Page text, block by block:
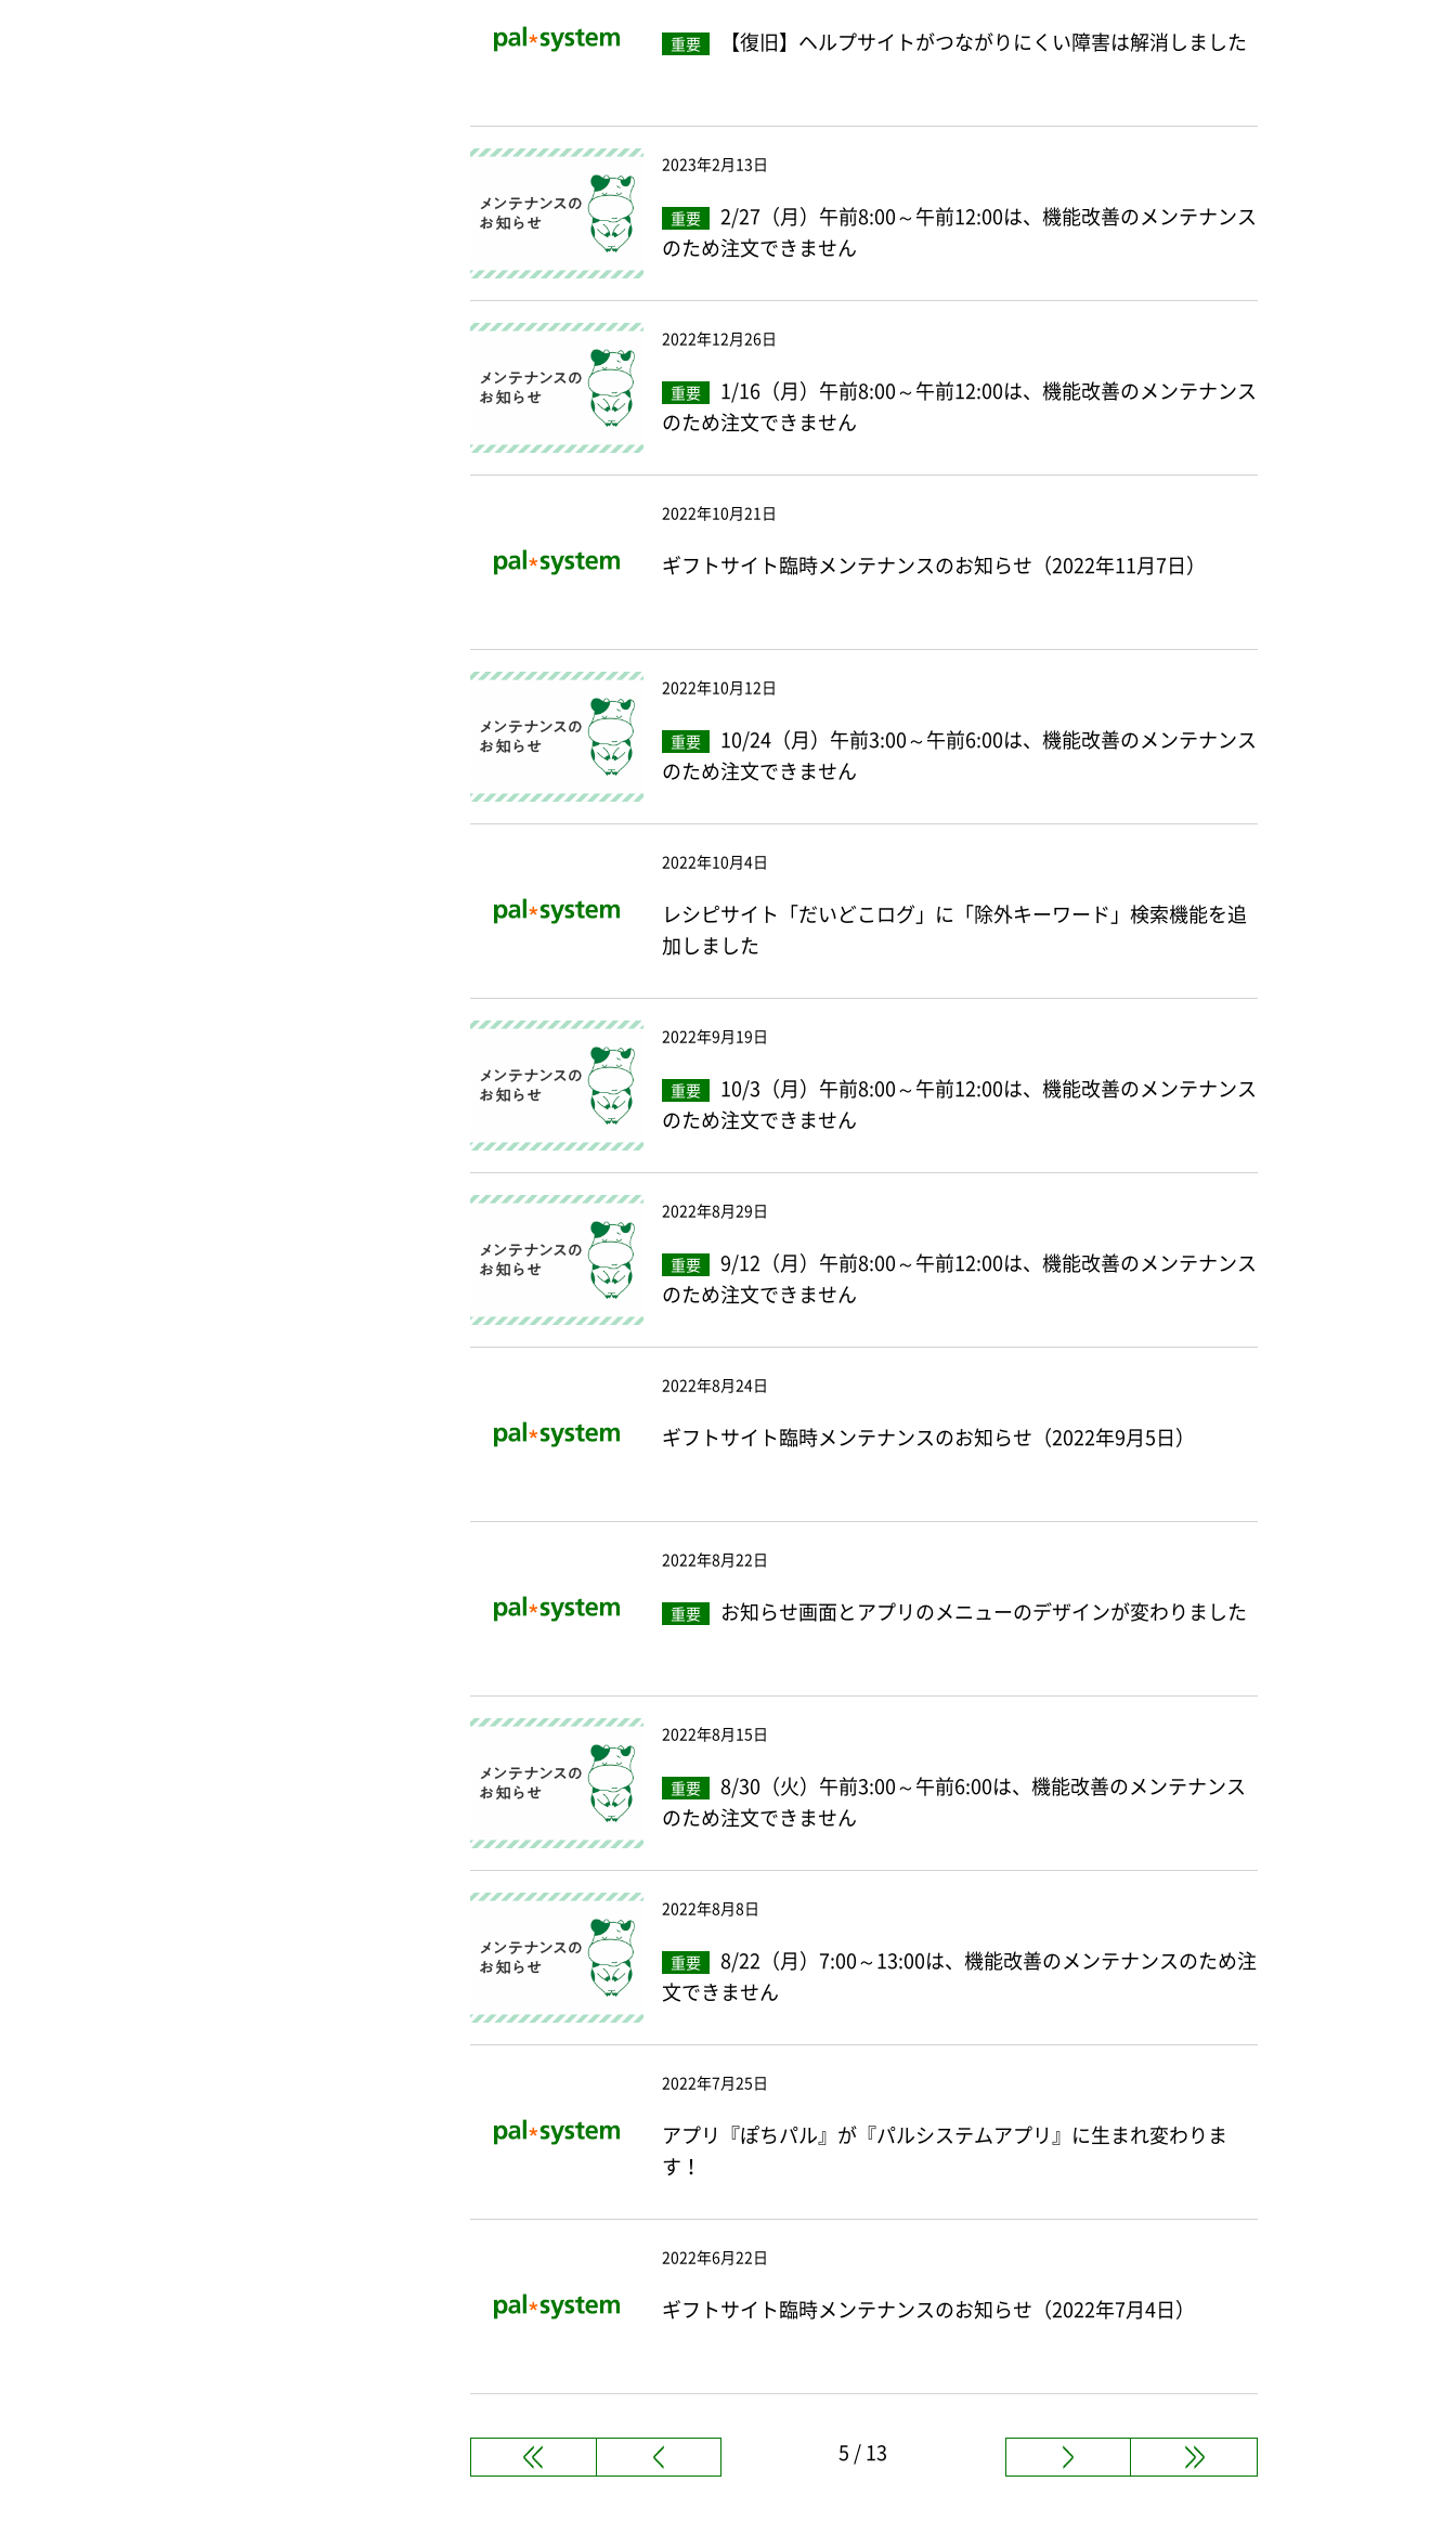
重要 【復旧】ヘルプサイトがつながりにくい障害は解消しました
2023年2月13日
重要
2/27（月）午前8:00～午前12:00は、機能改善のメンテナンス
のため注文できません
2022年12月26日
重要
1/16（月）午前8:00～午前12:00は、機能改善のメンテナンス
のため注文できません
2022年10月21日
ギフトサイト臨時メンテナンスのお知らせ（2022年11月7日）
2022年10月12日
重要
10/24（月）午前3:00～午前6:00は、機能改善のメンテナンス
のため注文できません
2022年10月4日
レシピサイト「だいどこログ」に「除外キーワード」検索機能を追
加しました
2022年9月19日
重要
10/3（月）午前8:00～午前12:00は、機能改善のメンテナンス
のため注文できません
2022年8月29日
重要
9/12（月）午前8:00～午前12:00は、機能改善のメンテナンス
のため注文できません
2022年8月24日
ギフトサイト臨時メンテナンスのお知らせ（2022年9月5日）
2022年8月22日
重要 お知らせ画面とアプリのメニューのデザインが変わりました
2022年8月15日
重要
8/30（火）午前3:00～午前6:00は、機能改善のメンテナンス
のため注文できません
2022年8月8日
重要
8/22（月）7:00～13:00は、機能改善のメンテナンスのため注
文できません
2022年7月25日
アプリ『ぽちパル』が『パルシステムアプリ』に生まれ変わりま
す！
2022年6月22日
ギフトサイト臨時メンテナンスのお知らせ（2022年7月4日）
5 / 13